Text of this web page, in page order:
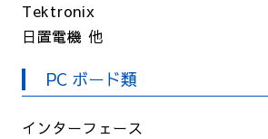
Tektronix
日置電機 他
PC ボード類
インターフェース